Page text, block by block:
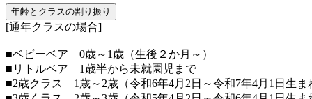
年齢とクラスの割り振り
[通年クラスの場合]
■ベビーベア 0歳～1歳（生後２か月～）
■リトルベア 1歳半から未就園児まで
■2歳クラス 1歳～2歳（令和6年4月2日～令和7年4月1日生ま